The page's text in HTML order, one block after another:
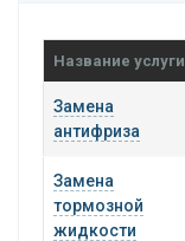
Название услуги
Замена
антифриза
Замена
тормозной
жидкости